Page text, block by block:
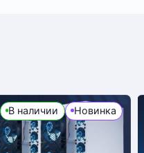
В наличии Новинка